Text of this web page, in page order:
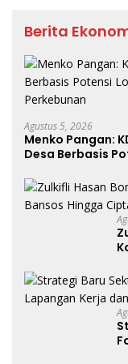
Berita
Agustus 5, 2026
Menko Pangan:
Desa Berbasis